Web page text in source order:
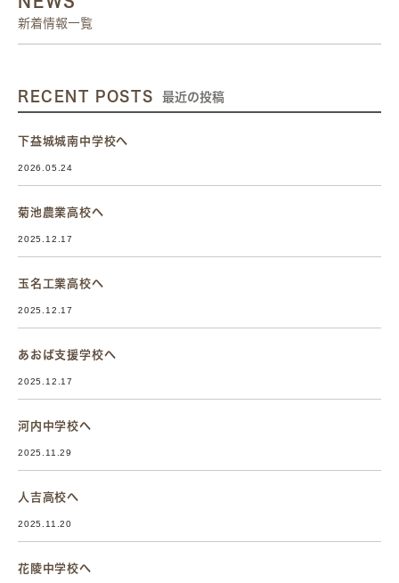
新着情報一覧
RECENT POSTS 最近の投稿
下益城城南中学校へ
2026.05.24
菊池農業高校へ
2025.12.17
玉名工業高校へ
2025.12.17
あおば支援学校へ
2025.12.17
河内中学校へ
2025.11.29
人吉高校へ
2025.11.20
花陵中学校へ